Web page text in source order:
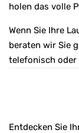
holen das volle
Wenn Sie Ihre
beraten wir Sie
telefonisch oder
Entdecken Sie